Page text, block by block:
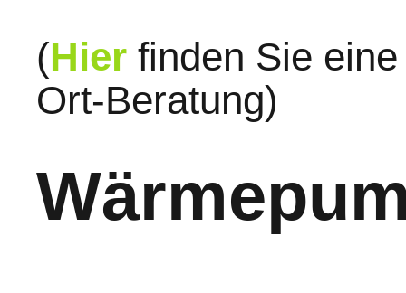
(Hier finden Sie
Ort-Beratung)